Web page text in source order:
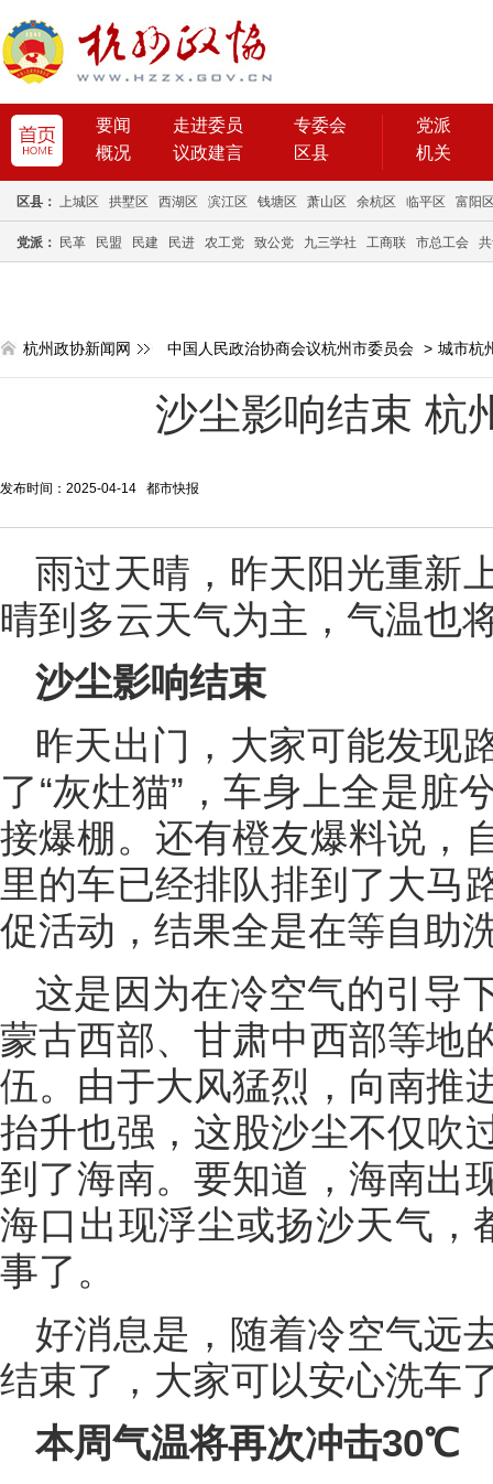
要闻 走进委员
专委会
概况
议政建言 区县
党派
机关
区县： 上城区 拱墅区 西湖区 滨江区 钱塘区 萧山区 余杭区 临平区 富阳
党派： 民革 民盟 民建 民进 农工党 致公党 九三学社 工商联 市总工会
杭州政协新闻网 中国人民政治协商会议杭州市委员会 > 城市杭
沙尘影响结束 杭
发布时间：2025-04-14 都市快报
雨过天晴，昨天阳光重新
晴到多云天气为主，气温也
沙尘影响结束
昨天出门，大家可能发现
了“灰灶猫”，车身上全是脏
接爆棚。还有橙友爆料说，
里的车已经排队排到了大马
促活动，结果全是在等自助
这是因为在冷空气的引导
蒙古西部、甘肃中西部等地
伍。由于大风猛烈，向南推
抬升也强，这股沙尘不仅吹
到了海南。要知道，海南出
海口出现浮尘或扬沙天气，
事了。
好消息是，随着冷空气远
结束了，大家可以安心洗车
本周气温将再次冲击30℃